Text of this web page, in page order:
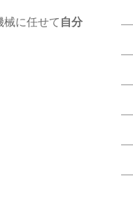
械に任せて 自分